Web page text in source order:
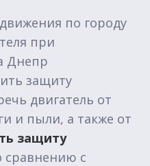
по городу
при
Днепр
защиту
двигатель от
и пыли, а также от
защиту
сравнению с